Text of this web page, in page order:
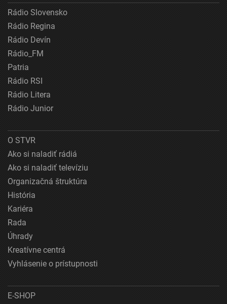
Rádio Slovensko
Rádio Regina
Rádio Devín
Rádio_FM
Patria
Rádio RSI
Rádio Litera
Rádio Junior
O STVR
Ako si naladiť rádiá
Ako si naladiť televíziu
Organizačná štruktúra
História
Kariéra
Rada
Úhrady
Kreatívne centrá
Vyhlásenie o prístupnosti
E-SHOP